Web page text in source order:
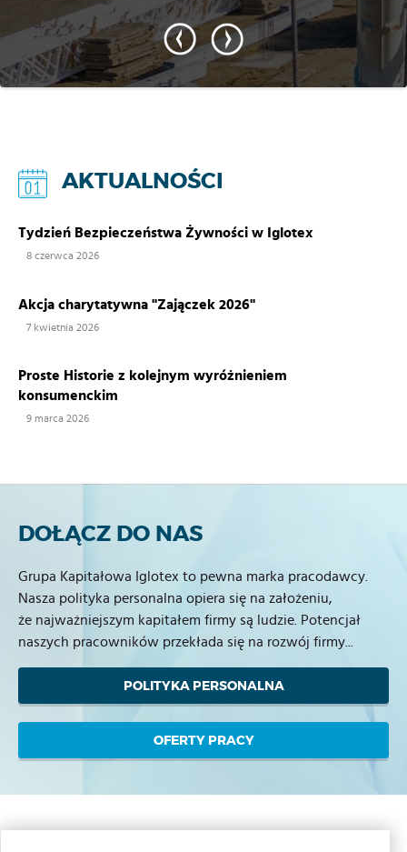
AKTUALNOŚCI
Tydzień Bezpieczeństwa Żywności w Iglotex
8 czerwca 2026
Akcja charytatywna "Zajączek 2026"
7 kwietnia 2026
Proste Historie z kolejnym wyróżnieniem
konsumenckim
9 marca 2026
DOŁĄCZ DO NAS
Grupa Kapitałowa Iglotex to pewna marka pracodawcy.
Nasza polityka personalna opiera się na założeniu,
że najważniejszym kapitałem firmy są ludzie. Potencjał
naszych pracowników przekłada się na rozwój firmy...
POLITYKA PERSONALNA
OFERTY PRACY